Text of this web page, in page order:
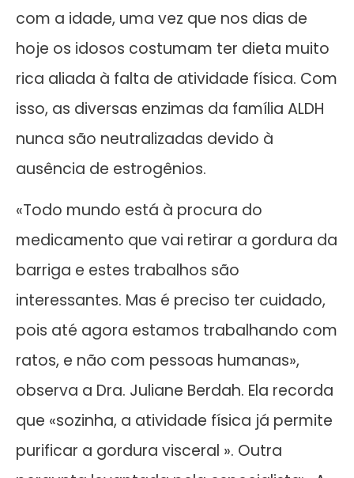
com a idade, uma vez que nos dias de
hoje os idosos costumam ter dieta muito
rica aliada à falta de atividade física. Com
isso, as diversas enzimas da família ALDH
nunca são neutralizadas devido à
ausência de estrogênios.
«Todo mundo está à procura do
medicamento que vai retirar a gordura da
barriga e estes trabalhos são
interessantes. Mas é preciso ter cuidado,
pois até agora estamos trabalhando com
ratos, e não com pessoas humanas»,
observa a Dra. Juliane Berdah. Ela recorda
que «sozinha, a atividade física já permite
purificar a gordura visceral ». Outra